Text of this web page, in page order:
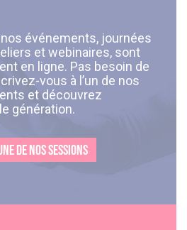
nos événements, journées
et webinaires, sont
en ligne. Pas besoin de
vous à l’un de nos
et découvrez
génération.
DE NOS SESSIONS